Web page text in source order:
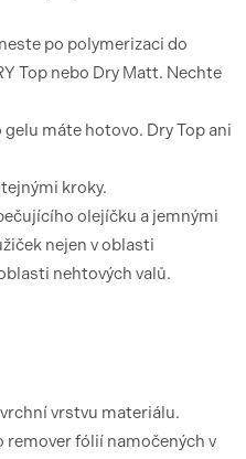
po polymerizaci do
Top nebo Dry Matt. Nechte
máte hotovo. Dry Top ani
kroky.
olejíčku a jemnými
nejen v oblasti
nehtových valů.
vrstvu materiálu.
remover fólií namočených v